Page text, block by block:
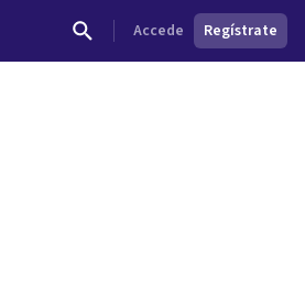
Accede Regístrate